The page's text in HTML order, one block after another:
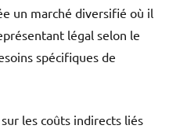
un marché diversifié où il
légal selon le
spécifiques de
les coûts indirects liés